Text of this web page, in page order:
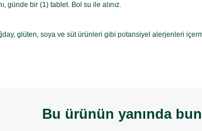
günde bir (1) tablet. Bol su ile alınız.
glüten, soya ve süt ürünleri gibi potansiyel alerjenleri
Bu ürünün yanında